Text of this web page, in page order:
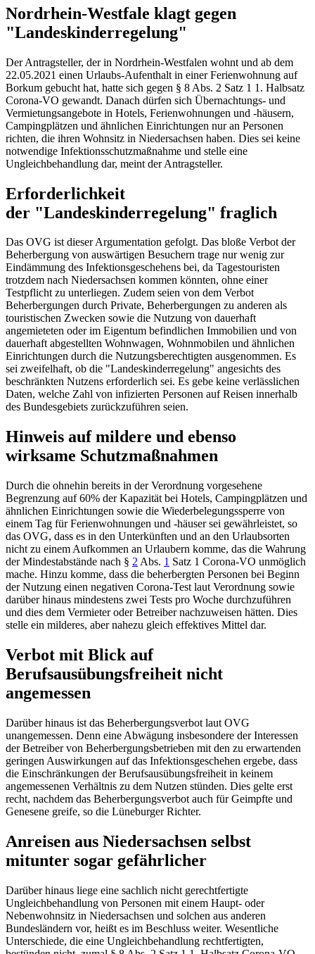
Nordrhein-Westfale klagt gegen
"Landeskinderregelung"
Der Antragsteller, der in Nordrhein-Westfalen wohnt und ab dem
22.05.2021 einen Urlaubs-Aufenthalt in einer Ferienwohnung auf
Borkum gebucht hat, hatte sich gegen § 8 Abs. 2 Satz 1 1. Halbsatz
Corona-VO gewandt. Danach dürfen sich Übernachtungs- und
Vermietungsangebote in Hotels, Ferienwohnungen und -häusern,
Campingplätzen und ähnlichen Einrichtungen nur an Personen
richten, die ihren Wohnsitz in Niedersachsen haben. Dies sei keine
notwendige Infektionsschutzmaßnahme und stelle eine
Ungleichbehandlung dar, meint der Antragsteller.
Erforderlichkeit
der "Landeskinderregelung" fraglich
Das OVG ist dieser Argumentation gefolgt. Das bloße Verbot der
Beherbergung von auswärtigen Besuchern trage nur wenig zur
Eindämmung des Infektionsgeschehens bei, da Tagestouristen
trotzdem nach Niedersachsen kommen könnten, ohne einer
Testpflicht zu unterliegen. Zudem seien von dem Verbot
Beherbergungen durch Private, Beherbergungen zu anderen als
touristischen Zwecken sowie die Nutzung von dauerhaft
angemieteten oder im Eigentum befindlichen Immobilien und von
dauerhaft abgestellten Wohnwagen, Wohnmobilen und ähnlichen
Einrichtungen durch die Nutzungsberechtigten ausgenommen. Es
sei zweifelhaft, ob die "Landeskinderregelung" angesichts des
beschränkten Nutzens erforderlich sei. Es gebe keine verlässlichen
Daten, welche Zahl von infizierten Personen auf Reisen innerhalb
des Bundesgebiets zurückzuführen seien.
Hinweis auf mildere und ebenso
wirksame Schutzmaßnahmen
Durch die ohnehin bereits in der Verordnung vorgesehene
Begrenzung auf 60% der Kapazität bei Hotels, Campingplätzen und
ähnlichen Einrichtungen sowie die Wiederbelegungssperre von
einem Tag für Ferienwohnungen und -häuser sei gewährleistet, so
das OVG, dass es in den Unterkünften und an den Urlaubsorten
nicht zu einem Aufkommen an Urlaubern komme, das die Wahrung
der Mindestabstände nach § 2 Abs. 1 Satz 1 Corona-VO unmöglich
mache. Hinzu komme, dass die beherbergten Personen bei Beginn
der Nutzung einen negativen Corona-Test laut Verordnung sowie
darüber hinaus mindestens zwei Tests pro Woche durchzuführen
und dies dem Vermieter oder Betreiber nachzuweisen hätten. Dies
stelle ein milderes, aber nahezu gleich effektives Mittel dar.
Verbot mit Blick auf
Berufsausübungsfreiheit nicht
angemessen
Darüber hinaus ist das Beherbergungsverbot laut OVG
unangemessen. Denn eine Abwägung insbesondere der Interessen
der Betreiber von Beherbergungsbetrieben mit den zu erwartenden
geringen Auswirkungen auf das Infektionsgeschehen ergebe, dass
die Einschränkungen der Berufsausübungsfreiheit in keinem
angemessenen Verhältnis zu dem Nutzen stünden. Dies gelte erst
recht, nachdem das Beherbergungsverbot auch für Geimpfte und
Genesene greife, so die Lüneburger Richter.
Anreisen aus Niedersachsen selbst
mitunter sogar gefährlicher
Darüber hinaus liege eine sachlich nicht gerechtfertigte
Ungleichbehandlung von Personen mit einem Haupt- oder
Nebenwohnsitz in Niedersachsen und solchen aus anderen
Bundesländern vor, heißt es im Beschluss weiter. Wesentliche
Unterschiede, die eine Ungleichbehandlung rechtfertigten,